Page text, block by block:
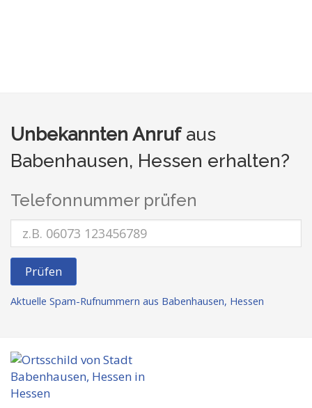
Unbekannten Anrufaus
Babenhausen, Hessen erhalten?
Telefonnummer prüfen
Prüfen
Aktuelle Spam-Rufnummern aus Babenhausen, Hessen